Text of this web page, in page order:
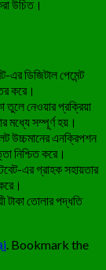
উচিত।
এর ডিজিটাল পেমেন্ট
করে।
তুলে নেওয়ার প্রক্রিয়া
মধ্যে সম্পূর্ণ হয়।
উচ্চমানের এনক্রিপশন
নিশ্চিত করে।
এর গ্রাহক সহায়তার
টাকা তোলার পদ্ধতি
. Bookmark the